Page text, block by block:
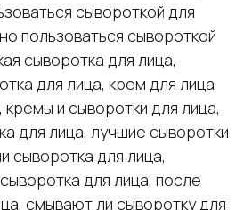
сывороткой для
пользоваться сывороткой
сыворотка для лица,
для лица, крем для лица
и сыворотки для лица,
для лица, лучшие сыворотки
сыворотка для лица,
для лица, после
смывают ли сыворотку для